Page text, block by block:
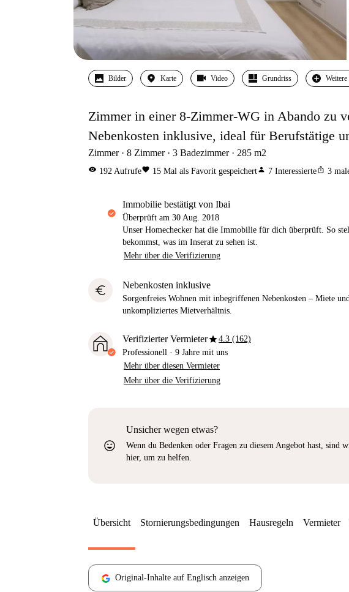
Bilder Karte Video Grundriss
Zimmer in einer 8-Zimmer-WG in Abando zu
Nebenkosten inklusive, ideal für Berufstätige
Zimmer 8 Zimmer 3 Badezimmer 285 m2
visibility 192 Aufrufefavorite 15 Mal als Favorit gespeichertperson 7 Interessierteios_share 3
Immobilie bestätigt von Ibai
Überprüft am 30 Aug. 2018
Unser Homechecker hat die Immobilie für dich überprüft. So
bekommst, was im Inserat zu sehen ist.
Mehr über die Verifizierung
euro Nebenkosten inklusive
Sorgenfreies Wohnen mit inbegriffenen Nebenkosten – Miete
unkompliziertes Mietverhältnis.
Verifizierter Vermieterstar4.3 (162)
Professionell · 9 Jahre mit uns
Mehr über diesen Vermieter
Mehr über die Verifizierung
sentiment_very_satisfied
Unsicher wegen etwas?
Wenn du Bedenken oder Fragen zu diesem Angebot hast, sind
hier, um zu helfen.
Übersicht Stornierungsbedingungen Hausregeln Vermieter
Original-Inhalte auf Englisch anzeigen